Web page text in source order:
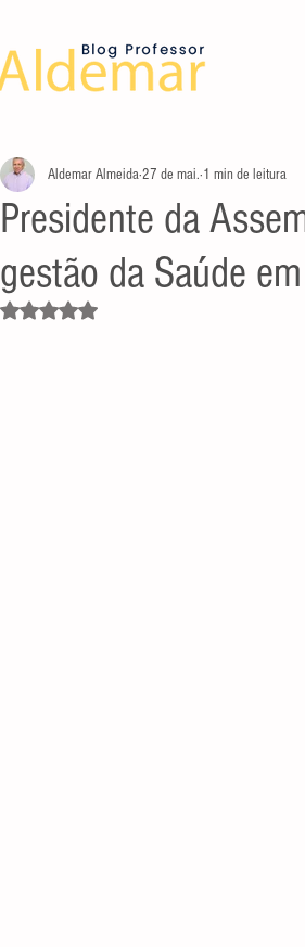
Presidente da
gestão da Saúde
Aldemar Almeida27 de mai. 1 min de leitura
Avaliado com NaN de 5 estrelas.